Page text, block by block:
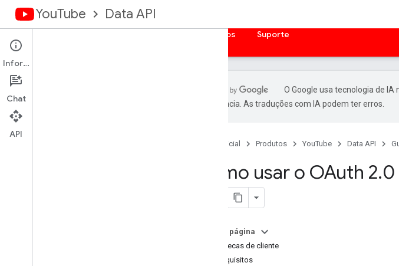
YouTube Data API
Exemplos Suporte
Visão geral
Bibliotecas de cliente
O Google usa tecnologia de
preferência. As traduções com IA podem ter erros.
Página inicial Produtos YouTube Data API
Como usar o OAuth 2.0
Nesta página
Bibliotecas de cliente
Pré-requisitos
Informações
Chat
API